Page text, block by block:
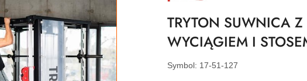
TRYTON SUWNICA
WYCIĄGIEM I
Symbol: 17-51-127